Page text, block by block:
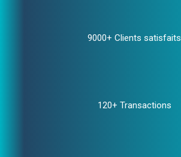
9000+ Clients satisfaits
120+ Transactions